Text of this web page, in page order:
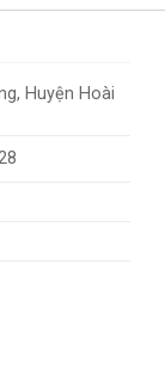
Huyện Hoài